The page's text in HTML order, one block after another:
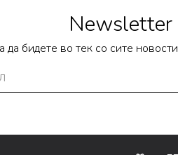
Newsletter
да бидете во тек со сите